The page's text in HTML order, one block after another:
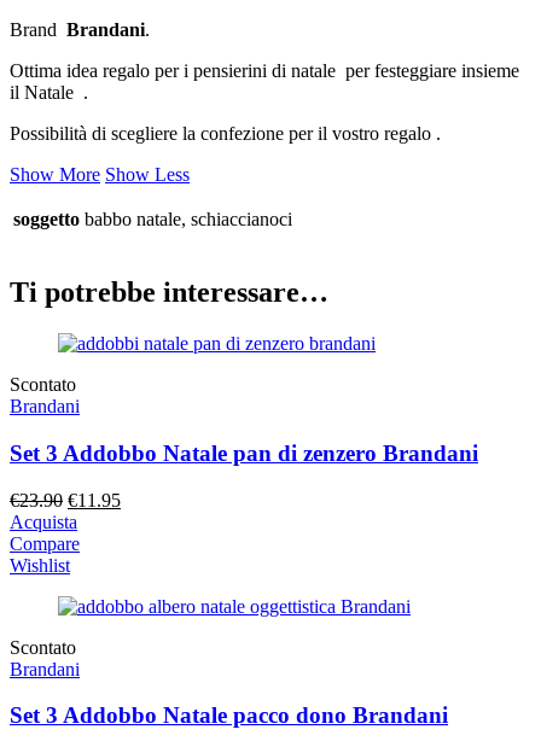
Brand Brandani.
Ottima idea regalo per i pensierini di natale per festeggiare insieme
il Natale .
Possibilità di scegliere la confezione per il vostro regalo .
Show More Show Less
soggetto babbo natale, schiaccianoci
Ti potrebbe interessare…
Scontato
Brandani
Set 3 Addobbo Natale pan di zenzero Brandani
€23.90 Il
prezzo
originale
era:
€11.95Il
Acquista
Compare
Wishlist
Scontato
Brandani
Set 3 Addobbo Natale pacco dono Brandani